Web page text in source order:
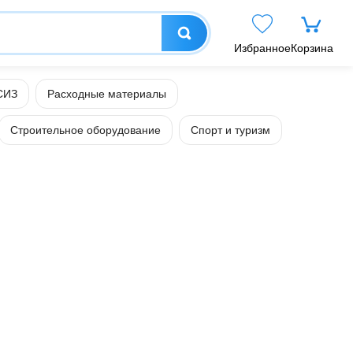
ИзбранноеКорзина
Расходные материалы
Строительное оборудование Спорт и туризм